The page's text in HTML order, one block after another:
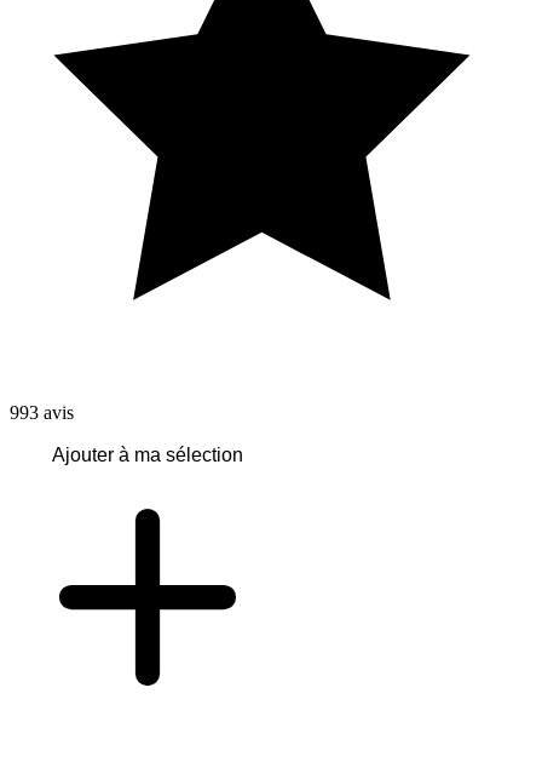
993 avis
Ajouter à ma sélection